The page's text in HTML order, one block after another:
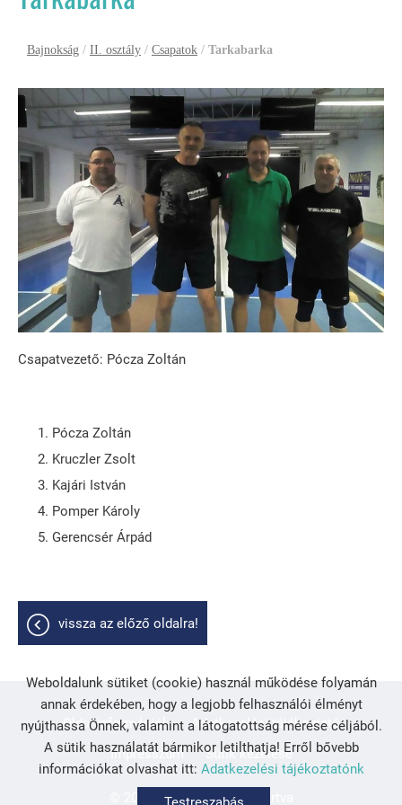
Bajnokság / II. osztály / Csapatok / Tarkabarka
Csapatvezető: Pócza Zoltán
Pócza Zoltán
Kruczler Zsolt
Kajári István
Pomper Károly
Gerencsér Árpád
vissza az előző oldalra!
© 2026 - Minden jog fenntartva
Oldal információk
Adatkezelési tájékoztató
Impresszum
Sütik kezelése
Weboldalunk sütiket (cookie) használ működése folyamán
annak érdekében, hogy a legjobb felhasználói élményt
nyújthassa Önnek, valamint a látogatottság mérése céljából.
A sütik használatát bármikor letilthatja! Erről bővebb
információkat olvashat itt: Adatkezelési tájékoztatónk